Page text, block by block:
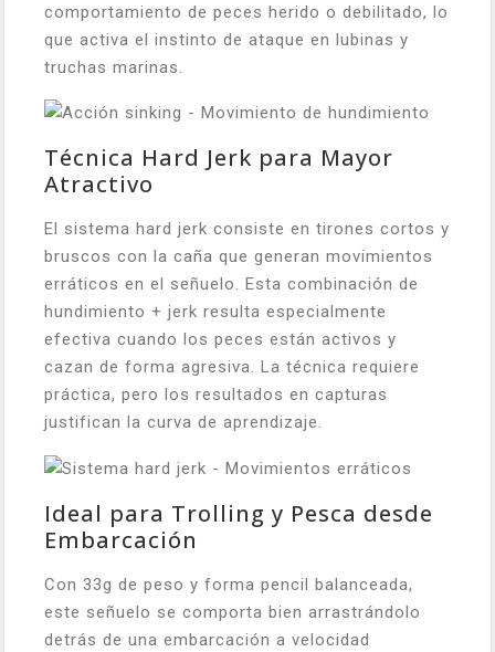
comportamiento de peces herido o debilitado, lo
que activa el instinto de ataque en lubinas y
truchas marinas.
Técnica Hard Jerk para Mayor
Atractivo
El sistema hard jerk consiste en tirones cortos y
bruscos con la caña que generan movimientos
erráticos en el señuelo. Esta combinación de
hundimiento + jerk resulta especialmente
efectiva cuando los peces están activos y
cazan de forma agresiva. La técnica requiere
práctica, pero los resultados en capturas
justifican la curva de aprendizaje.
Ideal para Trolling y Pesca desde
Embarcación
Con 33g de peso y forma pencil balanceada,
este señuelo se comporta bien arrastrándolo
detrás de una embarcación a velocidad